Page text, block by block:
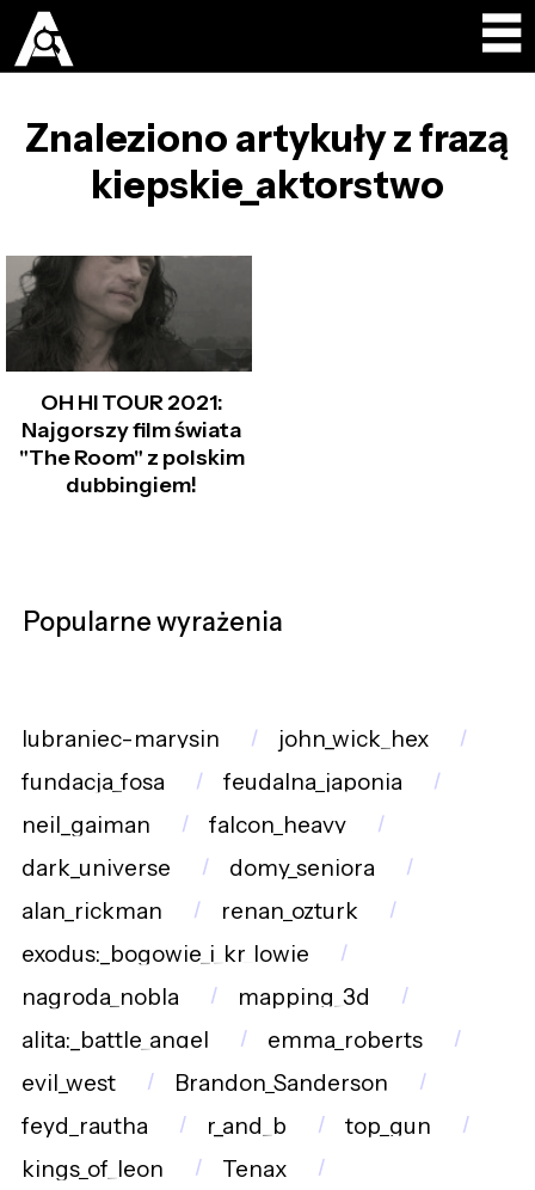
Znaleziono artykuły z frazą
kiepskie_aktorstwo
OH HI TOUR 2021:
Najgorszy film świata
"The Room" z polskim
dubbingiem!
Popularne wyrażenia
lubraniec-marysin
john_wick_hex
fundacja_fosa
feudalna_japonia
neil_gaiman
falcon_heavy
dark_universe
domy_seniora
alan_rickman
renan_ozturk
exodus:_bogowie_i_kr_lowie
nagroda_nobla
mapping_3d
alita:_battle_angel
emma_roberts
evil_west
Brandon_Sanderson
feyd_rautha
r_and_b
top_gun
kings_of_leon
Tenax